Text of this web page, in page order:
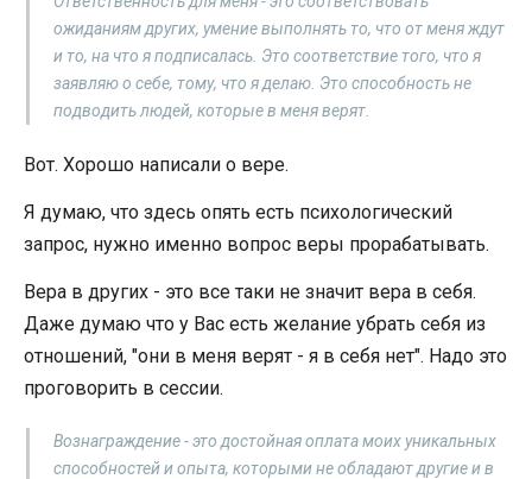
ожиданиям других, умение выполнять то, что от меня ждут
и то, на что я подписалась. Это соответствие того, что я
заявляю о себе, тому, что я делаю. Это способность не
подводить людей, которые в меня верят.
Вот. Хорошо написали о вере.
Я думаю, что здесь опять есть психологический
запрос, нужно именно вопрос веры прорабатывать.
Вера в других - это все таки не значит вера в себя.
Даже думаю что у Вас есть желание убрать себя из
отношений, "они в меня верят - я в себя нет". Надо это
проговорить в сессии.
Вознаграждение - это достойная оплата моих уникальных
способностей и опыта, которыми не обладают другие и в